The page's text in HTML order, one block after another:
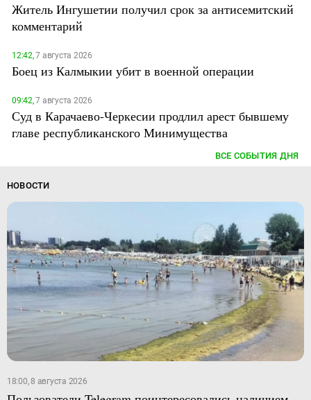
Житель Ингушетии получил срок за антисемитский
комментарий
12:42,7 августа 2026
Боец из Калмыкии убит в военной операции
09:42,7 августа 2026
Суд в Карачаево-Черкесии продлил арест бывшему
главе республиканского Минимущества
ВСЕ СОБЫТИЯ ДНЯ
НОВОСТИ
18:00, 8 августа 2026